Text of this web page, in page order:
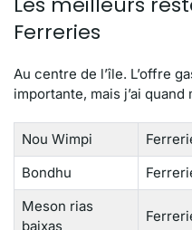
Ferreries
Au centre de l’île. L’offre
importante, mais j’ai
Nou Wimpi
Bondhu
Meson rias
baixas